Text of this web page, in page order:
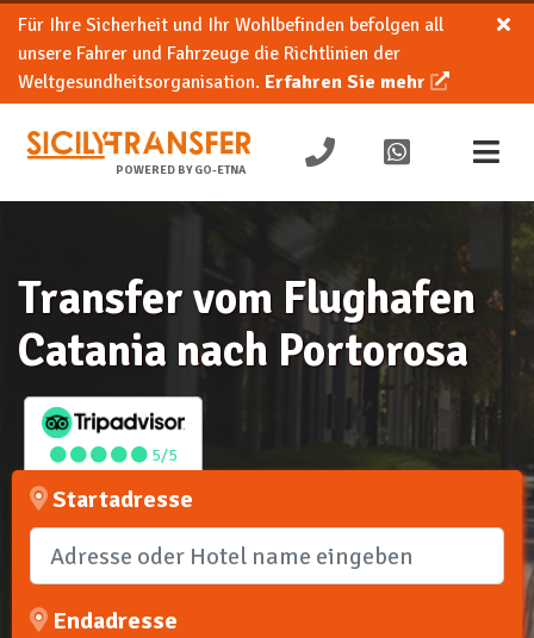
Für Ihre Sicherheit und Ihr Wohlbefinden befolgen all
unsere Fahrer und Fahrzeuge die Richtlinien der
Weltgesundheitsorganisation. Erfahren Sie mehr
POWERED BY GO-ETNA
Transfer vom Flughafen
Catania nach Portorosa
Startadresse
Endadresse
5/5